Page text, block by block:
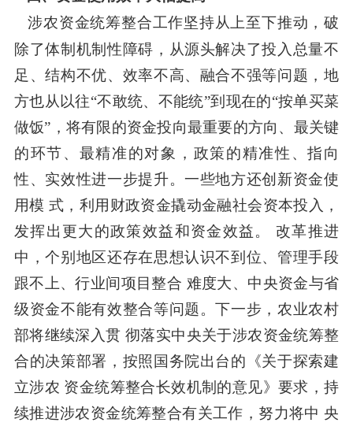
涉农资金统筹整合工作坚持从上至下推动，破
除了体制机制性障碍，从源头解决了投入总量不
足、结构不优、效率不高、融合不强等问题，地
方也从以往“不敢统、不能统”到现在的“按单买菜
做饭”，将有限的资金投向最重要的方向、最关键
的环节、最精准的对象，政策的精准性、指向
性、实效性进一步提升。一些地方还创新资金使
用模 式，利用财政资金撬动金融社会资本投入，
发挥出更大的政策效益和资金效益。 改革推进
中，个别地区还存在思想认识不到位、管理手段
跟不上、行业间项目整合 难度大、中央资金与省
级资金不能有效整合等问题。下一步，农业农村
部将继续深入贯 彻落实中央关于涉农资金统筹整
合的决策部署，按照国务院出台的《关于探索建
立涉农 资金统筹整合长效机制的意见》要求，持
续推进涉农资金统筹整合有关工作，努力将中 央